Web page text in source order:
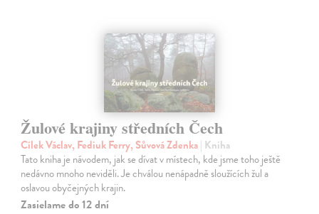
Žulové krajiny středních Čech
Cílek Václav, Fediuk Ferry, Sůvová Zdenka| Kniha
Tato kniha je návodem, jak se dívat v místech, kde jsme toho ještě
nedávno mnoho neviděli. Je chválou nenápadně sloužících žul a
oslavou obyčejných krajin.
Zasielame do 12 dní